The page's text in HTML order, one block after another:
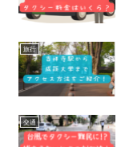
旅行
交通